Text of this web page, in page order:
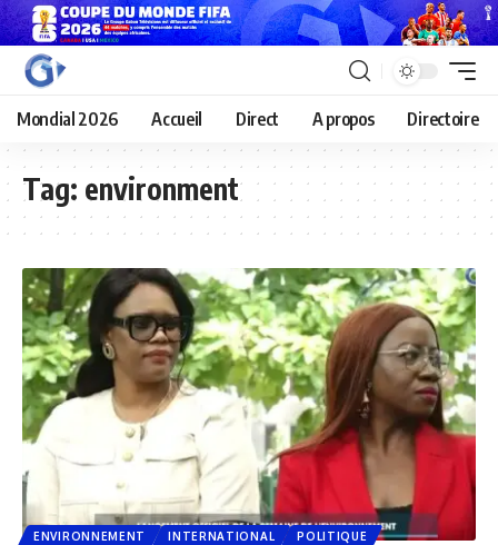
Mondial 2026 Accueil Direct A propos Directoire
Tag: environment
ENVIRONNEMENT INTERNATIONAL POLITIQUE